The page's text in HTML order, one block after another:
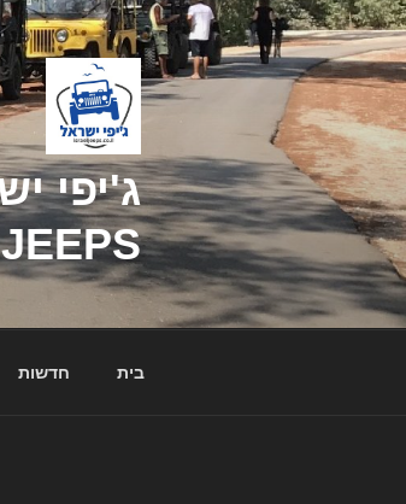
דילוג
לתוכן
JEEPS
בית חדשות